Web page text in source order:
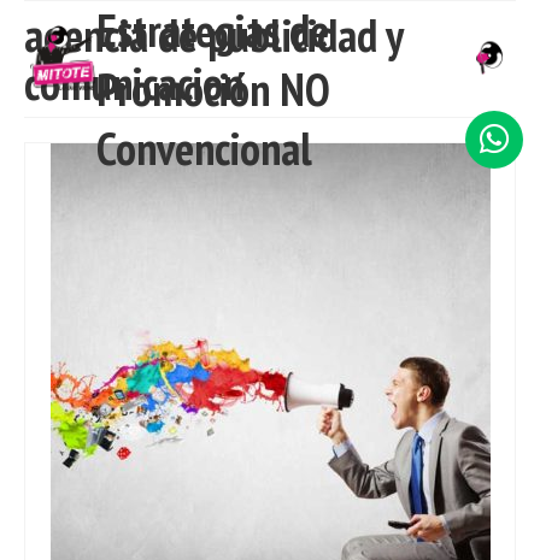
Estrategias de
Promoción NO
ConvencionalNOSOTROS
SERVICIOS
agencia de publicidad y
comunicacion